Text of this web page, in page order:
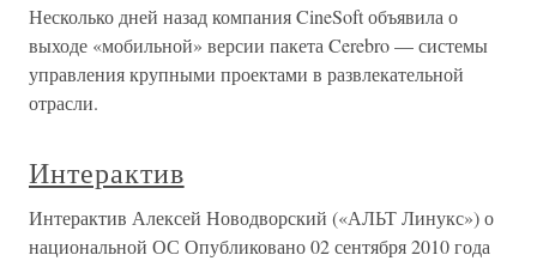
Несколько дней назад компания CineSoft объявила о
выходе «мобильной» версии пакета Cerebro — системы
управления крупными проектами в развлекательной
отрасли.
Интерактив
Интерактив Алексей Новодворский («АЛЬТ Линукс») о
национальной ОС Опубликовано 02 сентября 2010 года